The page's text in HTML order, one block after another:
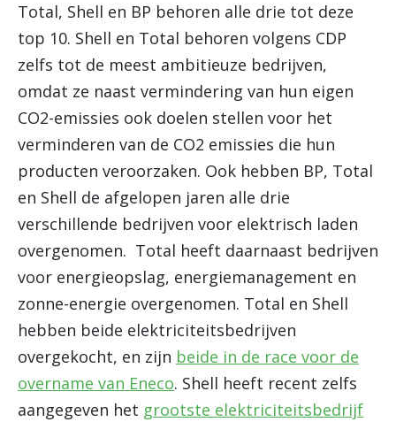
Total, Shell en BP behoren alle drie tot deze
top 10. Shell en Total behoren volgens CDP
zelfs tot de meest ambitieuze bedrijven,
omdat ze naast vermindering van hun eigen
CO2-emissies ook doelen stellen voor het
verminderen van de CO2 emissies die hun
producten veroorzaken. Ook hebben BP, Total
en Shell de afgelopen jaren alle drie
verschillende bedrijven voor elektrisch laden
overgenomen. Total heeft daarnaast bedrijven
voor energieopslag, energiemanagement en
zonne-energie overgenomen. Total en Shell
hebben beide elektriciteitsbedrijven
overgekocht, en zijn beide in de race voor de
overname van Eneco. Shell heeft recent zelfs
aangegeven het grootste elektriciteitsbedrijf